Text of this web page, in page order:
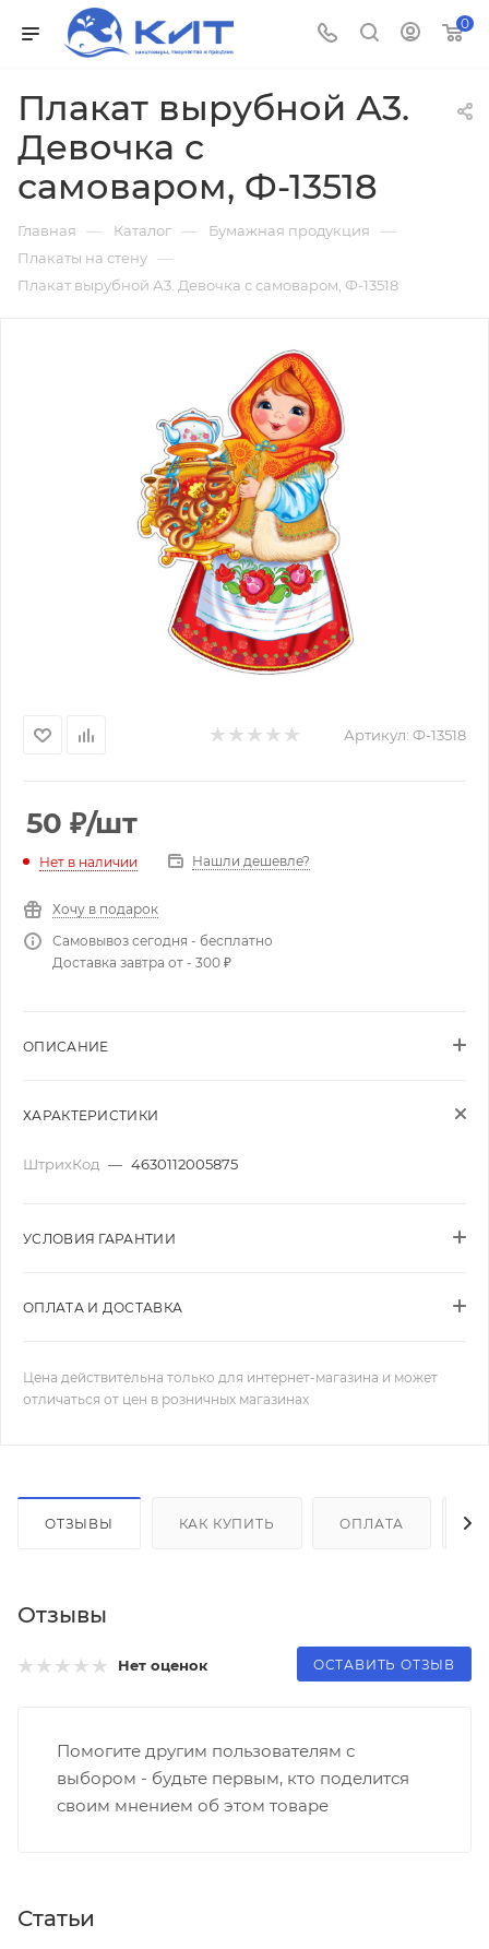
0
Плакат вырубной А3.
Девочка с
самоваром, Ф-13518
Главная — Каталог — Бумажная продукция —
Плакаты на стену —
Плакат вырубной А3. Девочка с самоваром, Ф-13518
Артикул: Ф-13518
50 ₽/шт
Нет в наличии Нашли дешевле?
Хочу в подарок
Самовывоз сегодня - бесплатно
Доставка завтра от - 300 ₽
ОПИСАНИЕ
ХАРАКТЕРИСТИКИ
ШтрихКод — 4630112005875
УСЛОВИЯ ГАРАНТИИ
ОПЛАТА И ДОСТАВКА
Цена действительна только для интернет-магазина и может
отличаться от цен в розничных магазинах
ОТЗЫВЫ КАК КУПИТЬ ОПЛАТА
Отзывы
Нет оценок ОСТАВИТЬ ОТЗЫВ
Помогите другим пользователям с
выбором - будьте первым, кто поделится
своим мнением об этом товаре
Статьи